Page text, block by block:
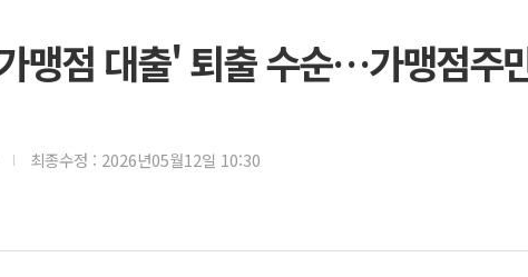
김민석, 2주
인사하는 김민
이번주 국내
美, 이란전 출
맹점 대출' 퇴출 수순…가맹점주
최종수정 : 2026년05월12일 10:30